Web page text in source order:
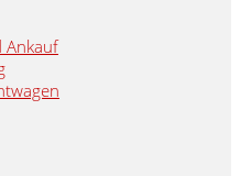
Ankauf